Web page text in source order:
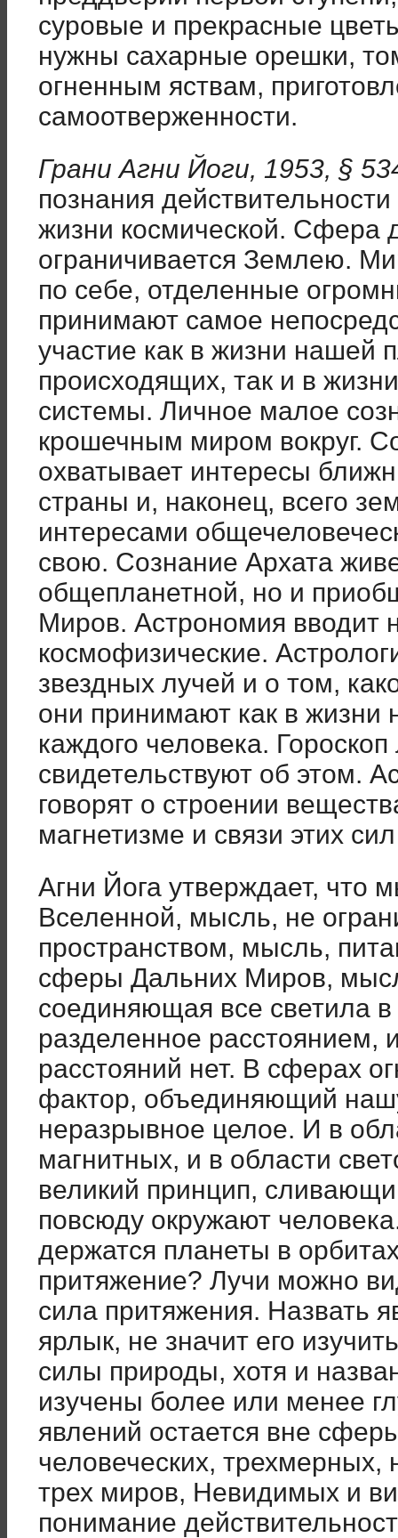
суровые и прекрасные
нужны сахарные орешки,
огненным яствам,
самоотверженности.
Грани Агни Йоги, 1953, §
познания
жизни космической. Сфера
ограничивается Землею.
по себе, отделенные
принимают самое
участие как в жизни нашей
происходящих, так и в
системы. Личное малое
крошечным миром вокруг.
охватывает интересы
страны и, наконец, всего
интересами
свою. Сознание Архата
общепланетной, но и
Миров. Астрономия вводит
космофизические.
звездных лучей и о том,
они принимают как в жизни
каждого человека.
свидетельствуют об этом.
говорят о строении
магнетизме и связи этих
Агни Йога утверждает, что
Вселенной, мысль, не
пространством, мысль,
сферы Дальних Миров,
соединяющая все светила
разделенное расстоянием,
расстояний нет. В сферах
фактор, объединяющий
неразрывное целое. И в
магнитных, и в области
великий принцип,
повсюду окружают
держатся планеты в
притяжение? Лучи можно
сила притяжения. Назвать
ярлык, не значит его
силы природы, хотя и
изучены более или менее
явлений остается вне
человеческих,
трех миров, Невидимых и
понимание